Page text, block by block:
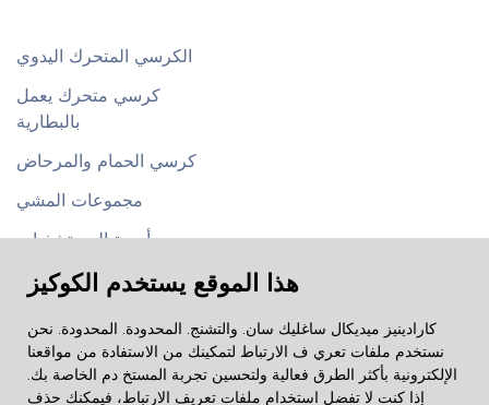
الكرسي المتحرك اليدوي
كرسي متحرك يعمل
بالبطارية
كرسي الحمام والمرحاض
مجموعات المشي
أسرة المستشفيات
عربات الأطفال
هذا الموقع يستخدم الكوكيز
كارادينيز ميديكال ساغليك سان. والتشنج. المحدودة. المحدودة. نحن
نستخدم ملفات تعري ف الارتباط لتمكينك من الاستفادة من مواقعنا
الإلكترونية بأكثر الطرق فعالية ولتحسين تجربة المستخ دم الخاصة بك.
إذا كنت لا تفضل استخدام ملفات تعريف الارتباط، فيمكنك حذف